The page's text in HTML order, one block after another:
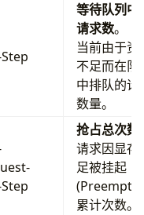
等待队列中
请求数。
当前由于资
不足而在队
中排队的请
数量。
抢占总次数
请求因显存
足被挂起
(Preempt)
累计次数。